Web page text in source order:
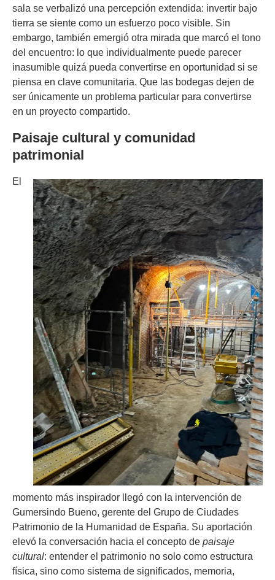
sala se verbalizó una percepción extendida: invertir bajo
tierra se siente como un esfuerzo poco visible. Sin
embargo, también emergió otra mirada que marcó el tono
del encuentro: lo que individualmente puede parecer
inasumible quizá pueda convertirse en oportunidad si se
piensa en clave comunitaria. Que las bodegas dejen de
ser únicamente un problema particular para convertirse
en un proyecto compartido.
Paisaje cultural y comunidad
patrimonial
El
momento más inspirador llegó con la intervención de
Gumersindo Bueno, gerente del Grupo de Ciudades
Patrimonio de la Humanidad de España. Su aportación
elevó la conversación hacia el concepto de paisaje
cultural: entender el patrimonio no solo como estructura
física, sino como sistema de significados, memoria,